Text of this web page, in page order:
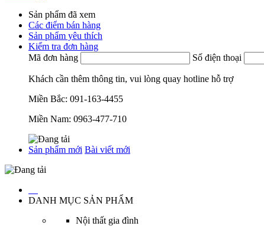
Sản phẩm đã xem
Các điểm bán hàng
Sản phẩm yêu thích
Kiểm tra đơn hàng
Mã đơn hàng
Số điện thoại
Khách cần thêm thông tin, vui lòng quay hotline hỗ trợ
Miền Bắc: 091-163-4455
Miền Nam: 0963-477-710
Sản phẩm mới Bài viết mới
DANH MỤC SẢN PHẨM
Nội thất gia đình